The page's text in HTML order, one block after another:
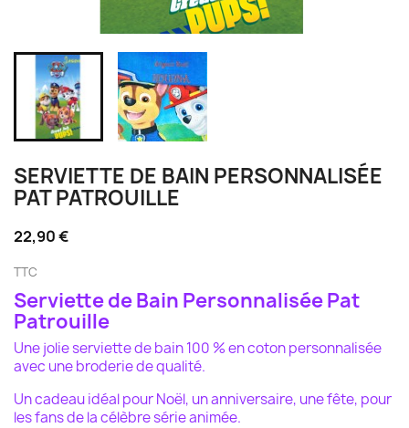
SERVIETTE DE BAIN PERSONNALISÉE
PAT PATROUILLE
22,90 €
TTC
Serviette de Bain Personnalisée Pat
Patrouille
Une jolie serviette de bain 100 % en coton personnalisée
avec une broderie de qualité.
Un cadeau idéal pour Noël, un anniversaire, une fête, pour
les fans de la célèbre série animée.